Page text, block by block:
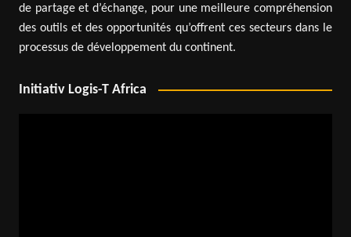
de partage et d’échange, pour une meilleure compréhension
des outils et des opportunités qu’offrent ces secteurs dans le
processus de développement du continent.
Initiativ Logis-T Africa